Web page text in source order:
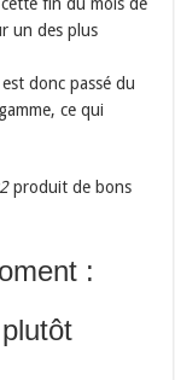
un des plus
donc passé du
ce qui
produit de bons
: